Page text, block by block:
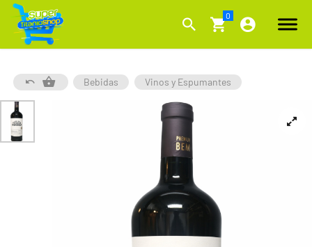
Bebidas Vinos y Espumantes